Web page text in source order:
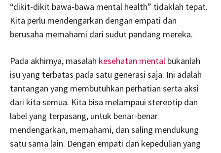
“dikit-dikit bawa-bawa mental health” tidaklah tepat.
Kita perlu mendengarkan dengan empati dan
berusaha memahami dari sudut pandang mereka.
Pada akhirnya, masalah kesehatan mental bukanlah
isu yang terbatas pada satu generasi saja. Ini adalah
tantangan yang membutuhkan perhatian serta aksi
dari kita semua. Kita bisa melampaui stereotip dan
label yang terpasang, untuk benar-benar
mendengarkan, memahami, dan saling mendukung
satu sama lain. Dengan empati dan kepedulian yang